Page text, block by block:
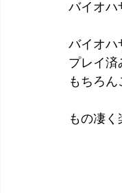
バイオハ
バイオハ
プレイ済
もちろん
もの凄く